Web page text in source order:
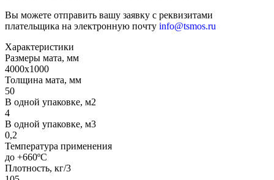
Вы можете отправить вашу заявку с реквизитами
плательщика на электронную почту info@tsmos.ru
Характеристики
Размеры мата, мм
4000х1000
Толщина мата, мм
50
В одной упаковке, м2
4
В одной упаковке, м3
0,2
Температура применения
до +660ºС
Плотность, кг/3